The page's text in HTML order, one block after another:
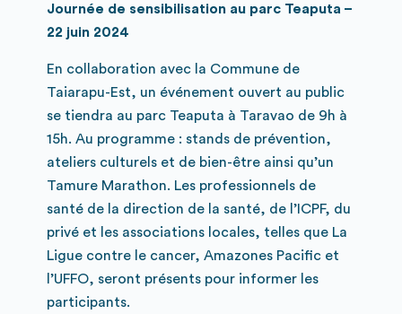
Journée de sensibilisation au parc Teaputa –
22 juin 2024
En collaboration avec la Commune de
Taiarapu-Est, un événement ouvert au public
se tiendra au parc Teaputa à Taravao de 9h à
15h. Au programme : stands de prévention,
ateliers culturels et de bien-être ainsi qu’un
Tamure Marathon. Les professionnels de
santé de la direction de la santé, de l’ICPF, du
privé et les associations locales, telles que La
Ligue contre le cancer, Amazones Pacific et
l’UFFO, seront présents pour informer les
participants.